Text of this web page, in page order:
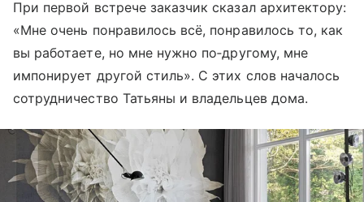
При первой встрече заказчик сказал архитектору:
«Мне очень понравилось всё, понравилось то, как
вы работаете, но мне нужно по‐другому, мне
импонирует другой стиль». С этих слов началось
сотрудничество Татьяны и владельцев дома.